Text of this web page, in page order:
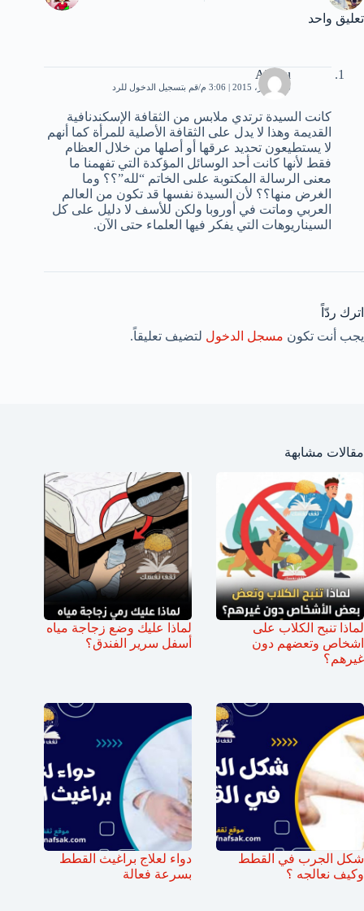
تعليق واحد
Abdou
16 أكتوبر، 2015 | 3:06 م قم بتسجيل الدخول للرد
كانت السيدة ترتدي ملابس من الثقافة الإسكندنافية
القديمة وهذا لا يدل على الثقافة الأصلية للمرأة كما أنهم
لا يستطيعون تحديد عرقها أو أصلها من خلال العظام
فقط لأنها كانت أحد الوسائل المؤكدة التي تفهمنا ما
معنى الرسالة المكتوبة علىى الخاتم “لله”؟؟ وما
الغرض منها؟؟ لأن السيدة نفسها قد تكون من العالم
العربي وماتت في أوروبا ولكن للأسف لا دليل على كل
السيناريوهات التي يفكر فيها العلماء حتى الآن.
اترك ردّاً
يجب أنت تكون مسجل الدخول لتضيف تعليقاً.
مقالات مشابهة
لماذا تنبح الكلاب على
اشخاص وتعضهم دون
غيرهم؟
لماذا عليك وضع زجاجة مياه
أسفل سرير الفندق؟
شكل الجرب في القطط
وكيف نعالجه ؟
دواء لعلاج براغيث القطط
بسرعة فعالة